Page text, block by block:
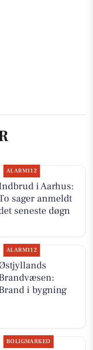
ALARM112
i Aarhus:
sager anmeldt
seneste døgn
ALARM112
i bygning
BOLIGMARKED